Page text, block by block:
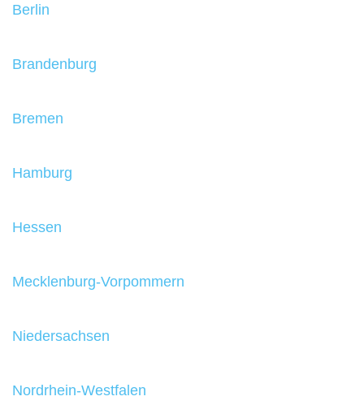
Berlin
Brandenburg
Bremen
Hamburg
Hessen
Mecklenburg-Vorpommern
Niedersachsen
Nordrhein-Westfalen